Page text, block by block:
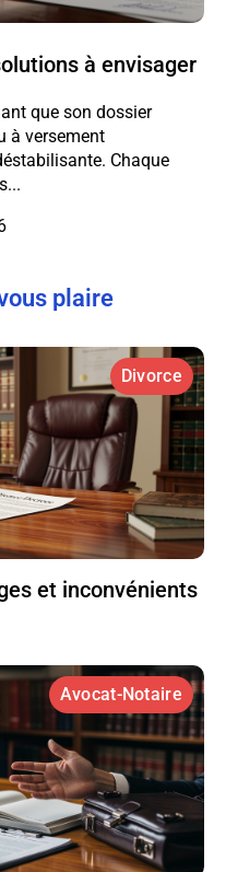
à envisager
que son dossier
à versement
Chaque
plaire
Divorce
et inconvénients
Avocat-Notaire